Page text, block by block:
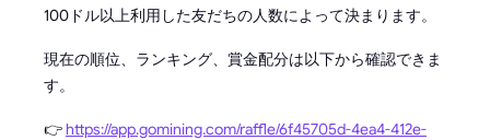
100ドル以上利用した友だちの人数によって決まります。
現在の順位、ランキング、賞金配分は以下から確認できま
す。
👉https://app.gomining.com/raffle/6f45705d-4ea4-412e-